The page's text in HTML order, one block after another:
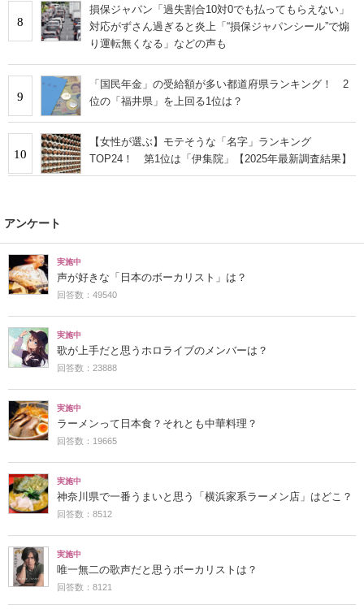
8
損保ジャパン「過失割合10対0でも払ってもらえない」
対応がずさん過ぎると炎上「“損保ジャパンシール”で煽
り運転無くなる」などの声も
9
「国民年金」の受給額が多い都道府県ランキング！ 2
位の「福井県」を上回る1位は？
10
【女性が選ぶ】モテそうな「名字」ランキング
TOP24！ 第1位は「伊集院」【2025年最新調査結果】
アンケート
実施中
声が好きな「日本のボーカリスト」は？
回答数：49540
実施中
歌が上手だと思うホロライブのメンバーは？
回答数：23888
実施中
ラーメンって日本食？それとも中華料理？
回答数：19665
実施中
神奈川県で一番うまいと思う「横浜家系ラーメン店」はどこ？
回答数：8512
実施中
唯一無二の歌声だと思うボーカリストは？
回答数：8121